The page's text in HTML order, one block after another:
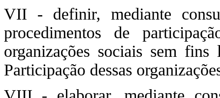
VII - definir, mediante
procedimentos de
organizações sociais sem
Participação dessas